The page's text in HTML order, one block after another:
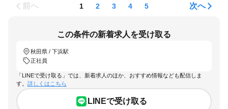
前へ 1 2 3 4 5 次へ
この条件の新着求人を受け取る
秋田県 / 下浜駅
正社員
「LINEで受け取る」では、新着求人のほか、おすすめ情報なども配信しま
す。 詳しくはこちら
LINEで受け取る